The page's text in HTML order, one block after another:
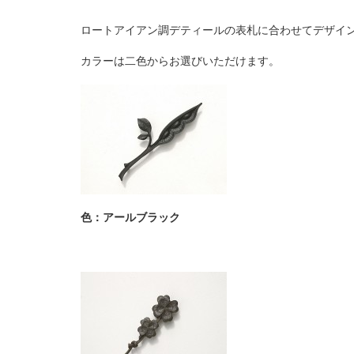
ロートアイアン調デティールの表札に合わせてデザイ
カラーは二色からお選びいただけます。
色：アールブラック